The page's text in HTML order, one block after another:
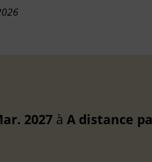
2027 à A distance